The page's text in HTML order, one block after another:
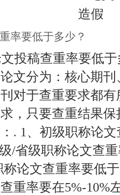
率要低于多少？
投稿查重率要低
文分为：核心期
对于查重要求都
，只要查重结果
. 1、初级职称论
/省级职称论文查
论文查重率要低
重率要在5%-10%